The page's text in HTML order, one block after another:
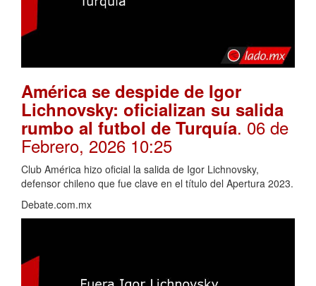
América se despide de Igor
Lichnovsky: oficializan su salida
rumbo al futbol de Turquía. 06 de
Febrero, 2026 10:25
Club América hizo oficial la salida de Igor Lichnovsky,
defensor chileno que fue clave en el título del Apertura 2023.
Debate.com.mx